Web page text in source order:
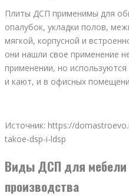
Плиты ДСП применимы для
опалубок, укладки полов,
мягкой, корпусной и
они нашли свое применение
применении, но
и кают, и в офисных
Источник: https://
takoe-dsp-i-ldsp
Виды ДСП для мебели
производства